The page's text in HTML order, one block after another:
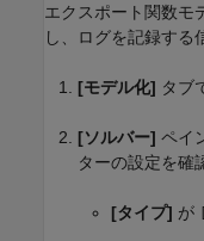
エクスポート関数モ
し、ログを記録する
[モデル化] タブ
[ソルバー] ペイ
ターの設定を確
[タイプ] が